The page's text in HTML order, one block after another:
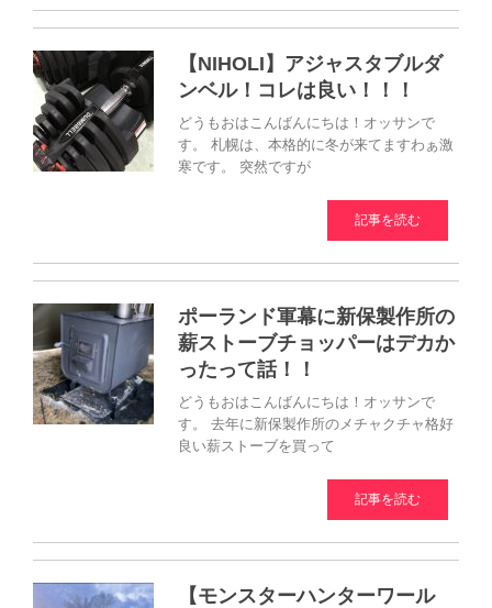
【NIHOLI】アジャスタブルダ
ンベル！コレは良い！！！
どうもおはこんばんにちは！オッサンで
す。 札幌は、本格的に冬が来てますわぁ激
寒です。 突然ですが
記事を読む
ポーランド軍幕に新保製作所の
薪ストーブチョッパーはデカか
ったって話！！
どうもおはこんばんにちは！オッサンで
す。 去年に新保製作所のメチャクチャ格好
良い薪ストーブを買って
記事を読む
【モンスターハンターワール